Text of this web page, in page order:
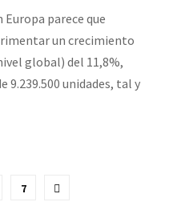
parece que
un crecimiento
global) del 11,8%,
unidades, tal y
7